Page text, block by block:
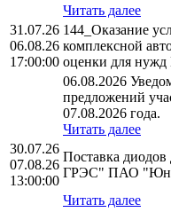
Читать далее
31.07.26
06.08.26
17:00:00
144_Оказание
комплексной
оценки для
06.08.2026
предложений
07.08.2026 года.
Читать далее
30.07.26
07.08.26
13:00:00
Поставка
ГРЭС" ПАО
Читать далее